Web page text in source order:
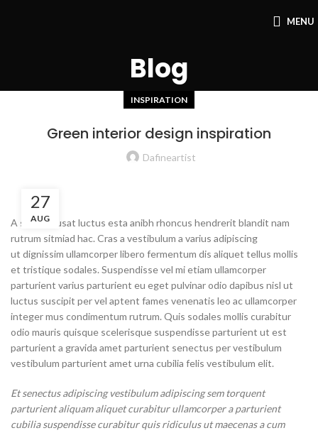
MENU
Blog
INSPIRATION
Green interior design inspiration
Dafineartist
27
AUG
A sed a risusat luctus esta anibh rhoncus hendrerit blandit nam
rutrum sitmiad hac. Cras a vestibulum a varius adipiscing
ut dignissim ullamcorper libero fermentum dis aliquet tellus mollis
et tristique sodales. Suspendisse vel mi etiam ullamcorper
parturient varius parturient eu eget pulvinar odio dapibus nisl ut
luctus suscipit per vel aptent fames venenatis leo ac ullamcorper
integer mus condimentum rutrum. Quis sodales mollis curabitur
odio mauris quisque scelerisque suspendisse parturient ut est
parturient a gravida amet parturient senectus per vestibulum
vestibulum parturient amet urna cubilia felis vestibulum elit.
Et senectus adipiscing vestibulum adipiscing sem torquent
parturient aliquam aliquet curabitur ullamcorper a parturient
cubilia suspendisse curabitur quis ridiculus ut maecenas a cum